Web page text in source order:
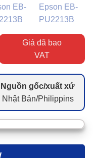
Giá đã bao
VAT
Nguồn gốc/xuất xứ
Nhật Bản/Philippins